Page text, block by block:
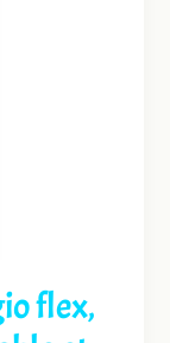
flex,